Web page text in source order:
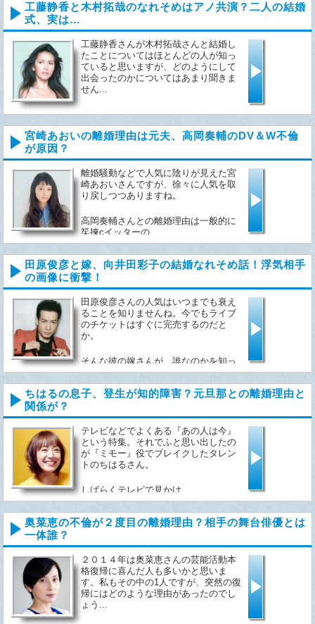
工藤静香と木村拓哉のなれそめはアノ共演？二人の結婚
式、実は…
工藤静香さんが木村拓哉さんと結婚し
たことについてはほとんどの人が知っ
ていると思いますが、どのようにして
出会ったのかについてはあまり聞きま
せん...
宮崎あおいの離婚理由は元夫、高岡奏輔のDV＆W不倫
が原因？
離婚騒動などで人気に陰りが見えた宮
崎あおいさんですが、徐々に人気を取
り戻しつつありますね。
高岡奏輔さんとの離婚理由は一般的に
笶揀cイッターの...
田原俊彦と嫁、向井田彩子の結婚なれそめ話！浮気相手
の画像に衝撃！
田原俊彦さんの人気はいつまでも衰え
ることを知りませんね。今でもライブ
のチケットはすぐに完売するのだと
か。
そんな彼の嫁さんが、誰なのかを知っ
て...
ちはるの息子、登生が知的障害？元旦那との離婚理由と
関係が？
テレビなどでよくある『あの人は今』
という特集。それでふと思い出したの
が『ミモー』役でブレイクしたタレン
トのちはるさん。
しばらくテレビで見かけ...
奥菜恵の不倫が２度目の離婚理由？相手の舞台俳優とは
一体誰？
２０１４年は奥菜恵さんの芸能活動本
格復帰に喜んだ人も多いかと思いま
す。私もその中の1人ですが、突然の復
帰にはどのような理由があったのでし
ょう...